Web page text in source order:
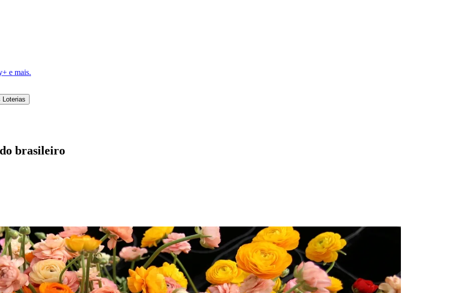
Bethaville Boa VistaCalifórnia Carapicuíba CentroChácaras Marco Cidades da RegiãoCotia Cruz Preta Engenho Novo
dos Altos Jardim dos CamargosJardim EsperançaJardim GrazielaJardim IracemaJardim Itaquiti Jardim JulioJardim Líbano
Jardim ReginaliceJardim São LuísJardim São PedroJardim São SilvestreJardim SilveiraJardim TupãJardim Tupanci
Parque VianaPirapora do Bom JesusRecanto Phrynéa Santana de ParnaíbaSilveiraTamboré Vale do Sol Vila Barros
Votupoca
Loterias
brasileiro